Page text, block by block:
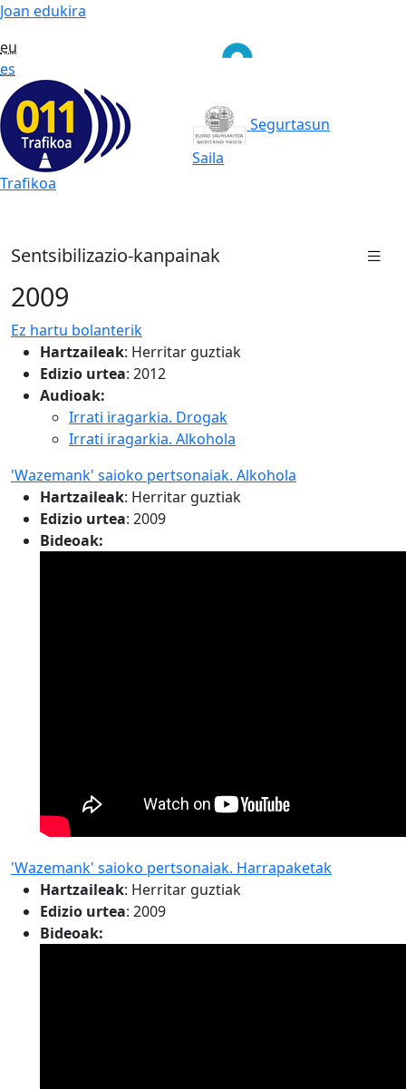
Joan edukira
eu
es
Trafikoa
Segurtasun
Saila
Sentsibilizazio-kanpainak
2009
Ez hartu bolanterik
Hartzaileak: Herritar guztiak
Edizio urtea: 2012
Audioak:
Irrati iragarkia. Drogak
Irrati iragarkia. Alkohola
'Wazemank' saioko pertsonaiak. Alkohola
Hartzaileak: Herritar guztiak
Edizio urtea: 2009
Bideoak:
'Wazemank' saioko pertsonaiak. Harrapaketak
Hartzaileak: Herritar guztiak
Edizio urtea: 2009
Bideoak: